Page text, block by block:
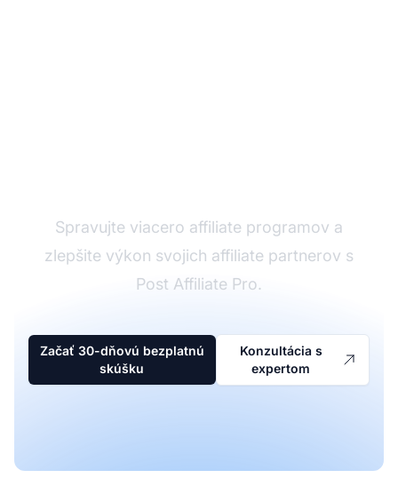
Spravujte viacero affiliate programov a
zlepšite výkon svojich affiliate partnerov s
Post Affiliate Pro.
Začať 30-dňovú bezplatnú
skúšku
Konzultácia s
expertom